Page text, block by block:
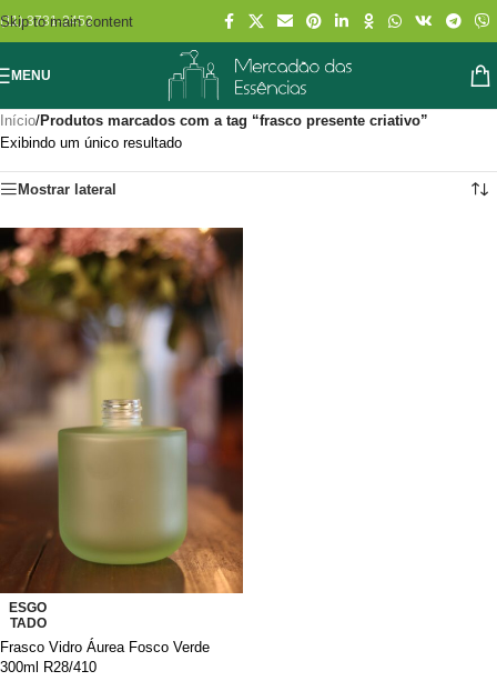
Skip to main content
(11) 3731-2452
MENU
Início/Produtos marcados com a tag “frasco presente criativo”
Exibindo um único resultado
Mostrar lateral
ESGO
TADO
Frasco Vidro Áurea Fosco Verde
300ml R28/410